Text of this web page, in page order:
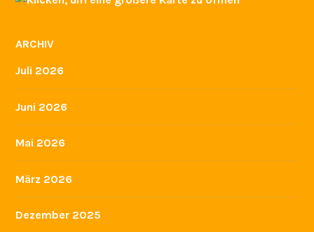
ARCHIV
Juli 2026
Juni 2026
Mai 2026
März 2026
Dezember 2025